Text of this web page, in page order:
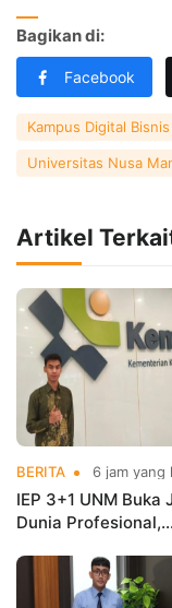
Bagikan di:
Facebook
Kampus Digital Bisnis
Universitas Nusa
Artikel
BERITA 6 jam yang
IEP 3+1 UNM Buka
Dunia Profesional,
Kementerian